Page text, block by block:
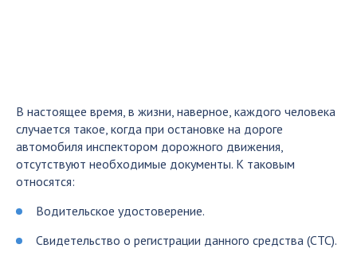
В настоящее время, в жизни, наверное, каждого человека
случается такое, когда при остановке на дороге
автомобиля инспектором дорожного движения,
отсутствуют необходимые документы. К таковым
относятся:
Водительское удостоверение.
Свидетельство о регистрации данного средства (СТС).